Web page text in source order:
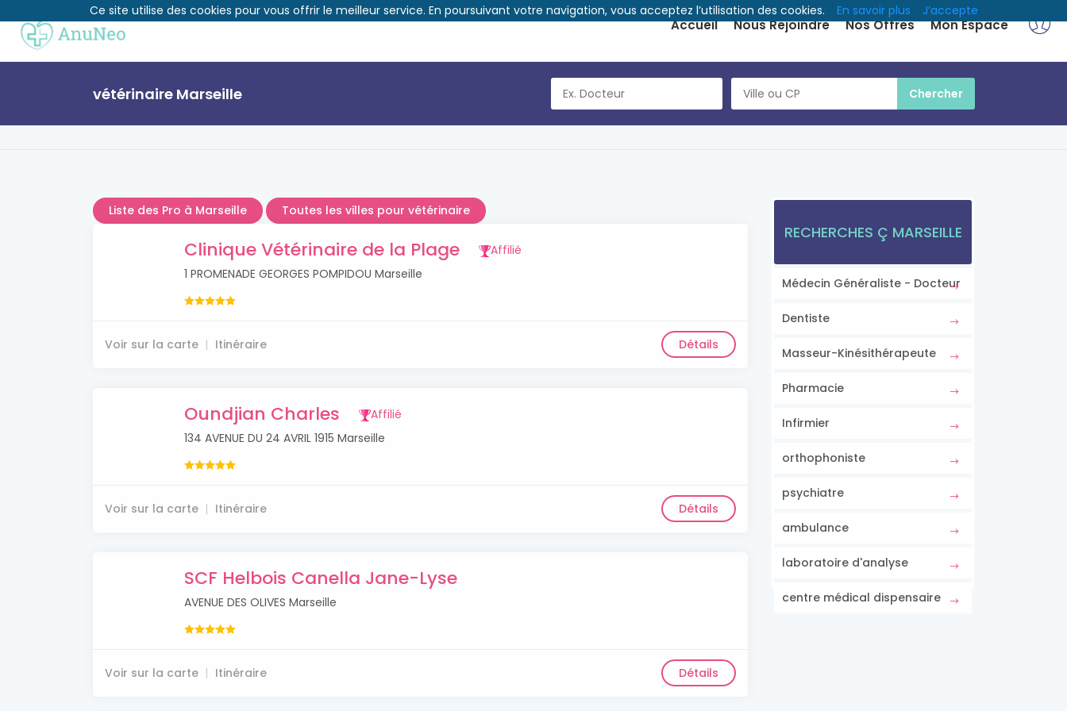
Accueil Nous Rejoindre Nos Offres Mon Espace
vétérinaire Marseille
Liste des Pro à Marseille Toutes les villes pour vétérinaire
Clinique Vétérinaire de la Plage
Affilié
1 PROMENADE GEORGES POMPIDOU Marseille
Voir sur la carte Itinéraire Détails
Oundjian Charles
Affilié
134 AVENUE DU 24 AVRIL 1915 Marseille
Voir sur la carte Itinéraire Détails
SCF Helbois Canella Jane-Lyse
AVENUE DES OLIVES Marseille
Voir sur la carte Itinéraire Détails
RECHERCHES Ç MARSEILLE
Médecin Généraliste - Docteur
Dentiste
Masseur-Kinésithérapeute
Pharmacie
Infirmier
orthophoniste
psychiatre
ambulance
laboratoire d'analyse
centre médical dispensaire
Ce site utilise des cookies pour vous offrir le meilleur service. En poursuivant votre navigation, vous acceptez l’utilisation des cookies. En savoir plus J’accepte